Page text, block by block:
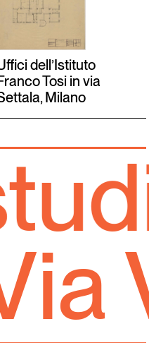
dell’Istituto
Tosi in via
Milano